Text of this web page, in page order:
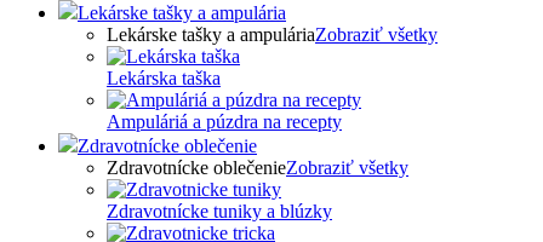
Lekárske tašky a ampulária
Lekárske tašky a ampuláriaZobraziť všetky
Lekárska taška
Ampuláriá a púzdra na recepty
Zdravotnícke oblečenie
Zdravotnícke oblečenieZobraziť všetky
Zdravotnícke tuniky a blúzky